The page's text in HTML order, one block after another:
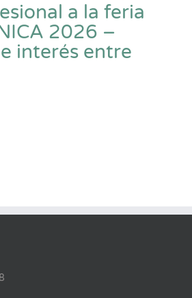
a la feria
2026 –
interés entre